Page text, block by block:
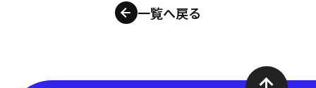
一覧へ戻る